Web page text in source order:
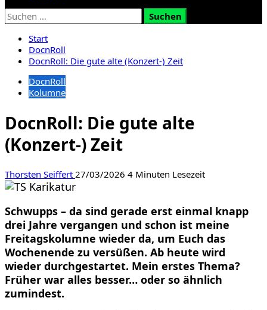
Suchen
nach:
Start
DocnRoll
DocnRoll: Die gute alte (Konzert-) Zeit
DocnRoll
Kolumne
DocnRoll: Die gute alte
(Konzert-) Zeit
Thorsten Seiffert 27/03/2026 4 Minuten Lesezeit
Schwupps – da sind gerade erst einmal knapp
drei Jahre vergangen und schon ist meine
Freitagskolumne wieder da, um Euch das
Wochenende zu versüßen. Ab heute wird
wieder durchgestartet. Mein erstes Thema?
Früher war alles besser… oder so ähnlich
zumindest.